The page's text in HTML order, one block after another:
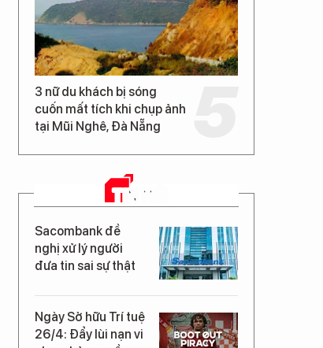
3 nữ du khách bị sóng
cuốn mất tích khi chụp ảnh
tại Mũi Nghê, Đà Nẵng
TIN MỚI
Sacombank đề
nghị xử lý người
đưa tin sai sự thật
Ngày Sở hữu Trí tuệ
26/4: Đẩy lùi nạn vi